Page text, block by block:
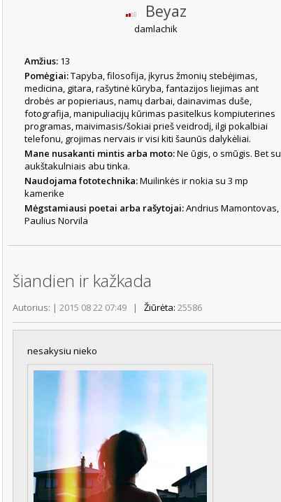
Beyaz
damlachik
Amžius: 13
Pomėgiai:Tapyba, filosofija, įkyrus žmonių stebėjimas,
medicina, gitara, rašytinė kūryba, fantazijos liejimas ant
drobės ar popieriaus, namų darbai, dainavimas duše,
fotografija, manipuliacijų kūrimas pasitelkus kompiuterines
programas, maivimasis/šokiai prieš veidrodį, ilgi pokalbiai
telefonu, grojimas nervais ir visi kiti šaunūs dalykėliai.
Mane nusakanti mintis arba moto:Ne ūgis, o smūgis. Bet su
aukštakulniais abu tinka.
Naudojama fototechnika:Muilinkės ir nokia su 3 mp
kamerike
Mėgstamiausi poetai arba rašytojai:Andrius Mamontovas,
Paulius Norvila
šiandien ir kažkada
Autorius: | 2015 08 22 07:49 | Žiūrėta: 25586
nesakysiu nieko